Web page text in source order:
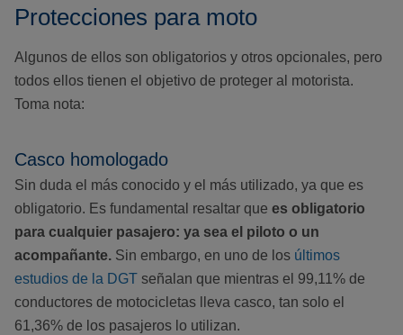
Protecciones para moto
Algunos de ellos son obligatorios y otros opcionales, pero
todos ellos tienen el objetivo de proteger al motorista.
Toma nota:
Casco homologado
Sin duda el más conocido y el más utilizado, ya que es
obligatorio. Es fundamental resaltar que es obligatorio
para cualquier pasajero: ya sea el piloto o un
acompañante. Sin embargo, en uno de los últimos
estudios de la DGT señalan que mientras el 99,11% de
conductores de motocicletas lleva casco, tan solo el
61,36% de los pasajeros lo utilizan.